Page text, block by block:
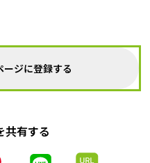
ージに登録する
共有する